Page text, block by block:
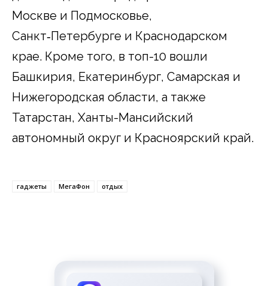
Москве и Подмосковье,
Санкт‑Петербурге и Краснодарском
крае. Кроме того, в топ-10 вошли
Башкирия, Екатеринбург, Самарская и
Нижегородская области, а также
Татарстан, Ханты-Мансийский
автономный округ и Красноярский край.
гаджеты МегаФон отдых